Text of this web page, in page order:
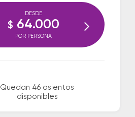
Quedan 46 asientos
disponibles
DESDE
$ 64.000
POR PERSONA